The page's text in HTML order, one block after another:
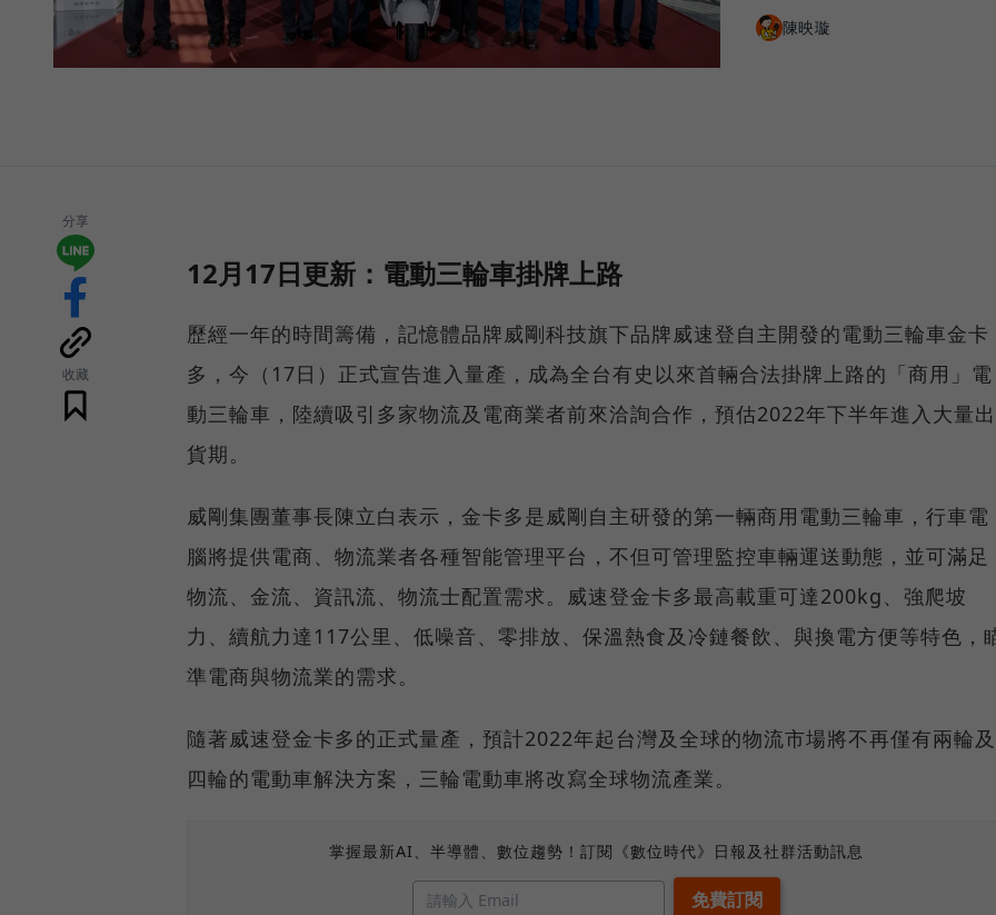
陳映璇
分享
收藏
12月17日更新：電動三輪車掛牌上路
歷經一年的時間籌備，記憶體品牌威剛科技旗下品牌威速登自主開發的電動三輪車金卡
多，今（17日）正式宣告進入量產，成為全台有史以來首輛合法掛牌上路的「商用」電
動三輪車，陸續吸引多家物流及電商業者前來洽詢合作，預估2022年下半年進入大量出
貨期。
威剛集團董事長陳立白表示，金卡多是威剛自主研發的第一輛商用電動三輪車，行車電
腦將提供電商、物流業者各種智能管理平台，不但可管理監控車輛運送動態，並可滿足
物流、金流、資訊流、物流士配置需求。威速登金卡多最高載重可達200kg、強爬坡
力、續航力達117公里、低噪音、零排放、保溫熱食及冷鏈餐飲、與換電方便等特色，
準電商與物流業的需求。
隨著威速登金卡多的正式量產，預計2022年起台灣及全球的物流市場將不再僅有兩輪及
四輪的電動車解決方案，三輪電動車將改寫全球物流產業。
掌握最新AI、半導體、數位趨勢！訂閱《數位時代》日報及社群活動訊息